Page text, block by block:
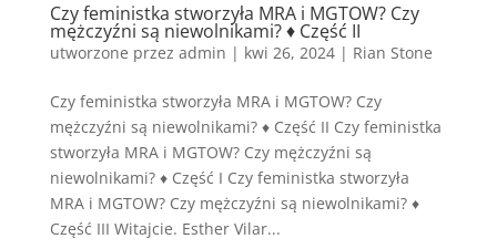
Czy feministka stworzyła MRA i MGTOW? Czy
mężczyźni są niewolnikami? ♦ Część II
utworzone przez admin | kwi 26, 2024| Rian Stone
Czy feministka stworzyła MRA i MGTOW? Czy
mężczyźni są niewolnikami? ♦ Część II Czy feministka
stworzyła MRA i MGTOW? Czy mężczyźni są
niewolnikami? ♦ Część I Czy feministka stworzyła
MRA i MGTOW? Czy mężczyźni są niewolnikami? ♦
Część III Witajcie. Esther Vilar...